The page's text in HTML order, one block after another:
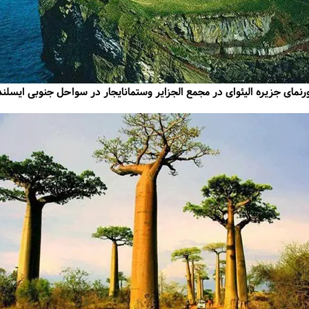
جزیره الیئوای در مجمع الجزایر وستمانایجار در سواحل جنوبی